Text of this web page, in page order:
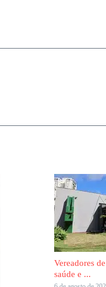
Vereadores
saúde e ...